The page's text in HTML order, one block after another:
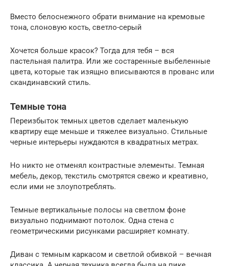
Вместо белоснежного обрати внимание на кремовые
тона, слоновую кость, светло-серый
Хочется больше красок? Тогда для тебя – вся
пастельная палитра. Или же состаренные выбеленные
цвета, которые так изящно вписываются в прованс или
скандинавский стиль.
Темные тона
Переизбыток темных цветов сделает маленькую
квартиру еще меньше и тяжелее визуально. Стильные
черные интерьеры нуждаются в квадратных метрах.
Но никто не отменял контрастные элементы. Темная
мебель, декор, текстиль смотрятся свежо и креативно,
если ими не злоупотреблять.
Темные вертикальные полосы на светлом фоне
визуально поднимают потолок. Одна стена с
геометрическими рисунками расширяет комнату.
Диван с темным каркасом и светлой обивкой – вечная